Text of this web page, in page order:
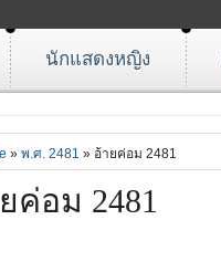
นักแสดงหญิง
» พ.ศ. 2481 » อ้ายค่อม 2481
ค่อม 2481